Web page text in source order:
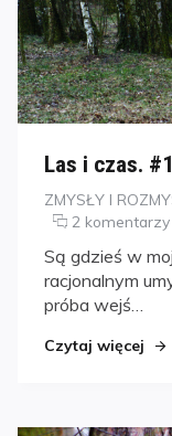
Las i czas.
Kategorie
ZMYSŁY I
2 komentarzy
Są gdzieś w
racjonalnym
próba wejś…
Czytaj więcej